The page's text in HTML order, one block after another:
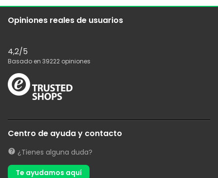
Opiniones reales de usuarios
4,2/5
Basado en 39222 opiniones
Centro de ayuda y contacto
¿Tienes alguna duda?
Te ayudamos aquí